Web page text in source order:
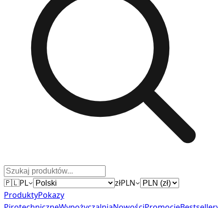
🇵🇱PL złPLN
ProduktyPokazy